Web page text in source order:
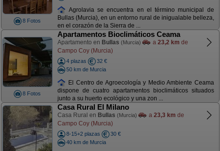
8 Fotos
Agrolavia se encuentra en el término municipal de
Bullas (Murcia), en un entorno rural de inigualable belleza,
en el corazón de la Sierra de ...
8 Fotos
Apartamentos Bioclimáticos Ceama
Apartamento en Bullas (Murcia) a 23,2 km de
Campo Coy (Murcia)
4 plazas
32 €
50 km de Murcia
El Centro de Agroecología y Medio Ambiente Ceama
dispone de cuatro apartamentos bioclimáticos situados
junto a su huerto ecológico y una zon ...
Casa Rural El Milano
Casa Rural en Bullas (Murcia) a 23,3 km de
Campo Coy (Murcia)
8-15+2 plazas
30 €
40 km de Murcia